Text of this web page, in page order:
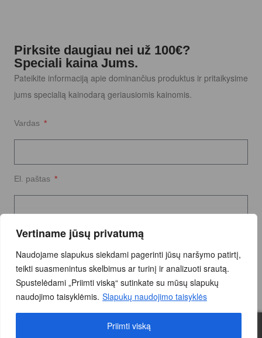
Vertiname jūsų privatumą
Naudojame slapukus siekdami pagerinti jūsų naršymo patirtį,
teikti suasmenintus skelbimus ar turinį ir analizuoti srautą.
Spustelėdami „Priimti viską“ sutinkate su mūsų slapukų
naudojimo taisyklėmis. Slapukų naudojimo taisyklės
Priimti viską
Pirksite daugiau nei už 100€?
Speciali kaina Jums.
Pateikite informaciją apie dominančius produktus ir pritaikysime
jums specialią kainodarą geriausiomis kainomis.
Vardas
El. paštas
Užklausos tekstas
Siųsti Užklausą